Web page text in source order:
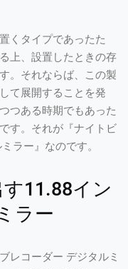
くタイプであったた
上、設置したときの存
。それならば、この製
て展開することを発
つある時期でもあった
す。それが『ナイトビ
ラー』なのです。
11.88イン
ラー
レコーダー デジタルミ